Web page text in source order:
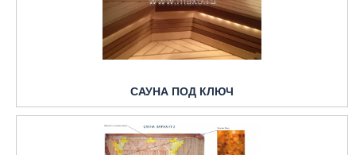
САУНА ПОД КЛЮЧ